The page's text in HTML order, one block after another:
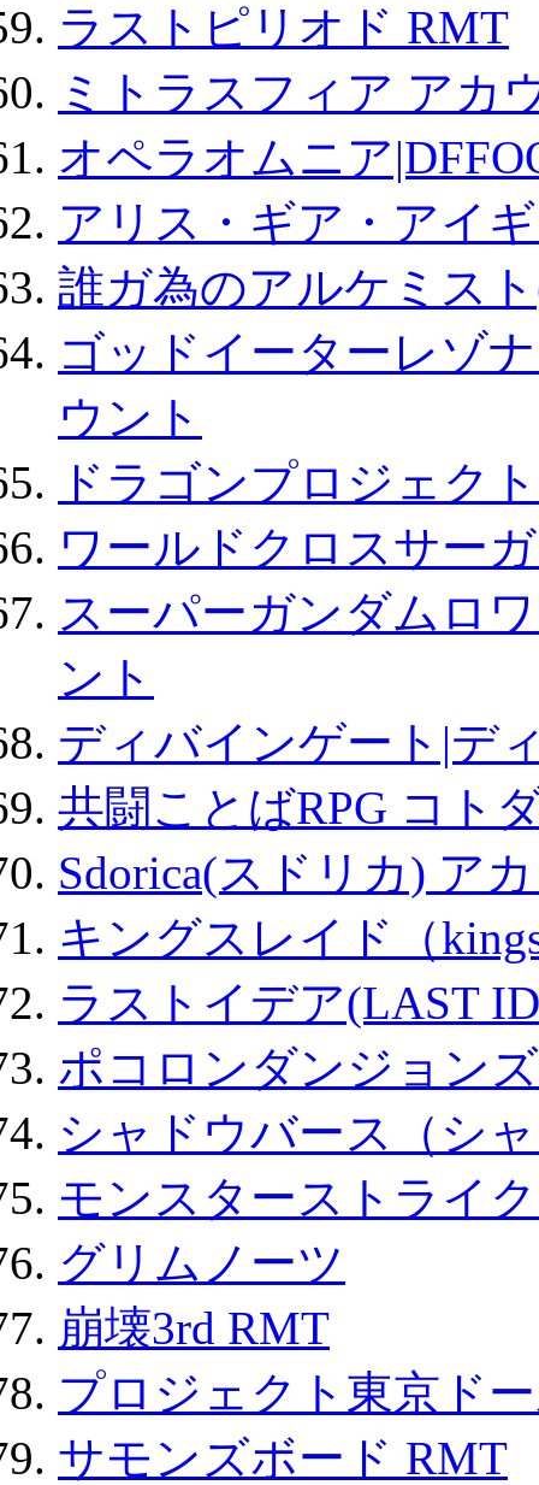
ラストピリオド RMT
ミトラスフィア アカ
オペラオムニア
アリス・ギア・アイ
誰ガ為のアルケミス
ゴッドイーターレゾ
ウント
ドラゴンプロジェク
ワールドクロスサー
スーパーガンダムロ
ント
ディバインゲート|デ
共闘ことばRPG コト
Sdorica(スドリカ) ア
キングスレイド（
ラストイデア(LAST
ポコロンダンジョン
シャドウバース（シ
モンスターストライ
グリムノーツ
崩壊3rd RMT
プロジェクト東京ド
サモンズボード RMT